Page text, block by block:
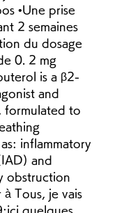
•Une prise
2 semaines
du dosage
0. 2 mg
is a β2-
and
formulated to
inflammatory
and
obstruction
Tous, je vais
quelques